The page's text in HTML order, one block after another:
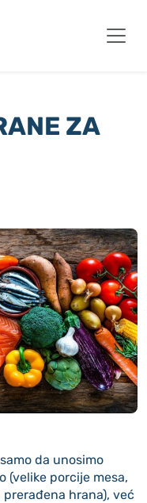
ZA
da unosimo
(velike porcije mesa,
hrana), već